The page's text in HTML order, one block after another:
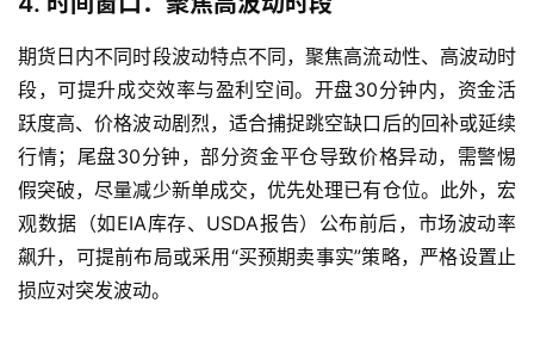
盘
货
外
盘
期
货
德
期货日内不同时段波动特点不同，聚焦高流动性、高波动时
段，可提升成交效率与盈利空间。开盘30分钟内，资金活
跃度高、价格波动剧烈，适合捕捉跳空缺口后的回补或延续
行情；尾盘30分钟，部分资金平仓导致价格异动，需警惕
假突破，尽量减少新单成交，优先处理已有仓位。此外，宏
观数据（如EIA库存、USDA报告）公布前后，市场波动率
飙升，可提前布局或采用“买预期卖事实”策略，严格设置止
损应对突发波动。